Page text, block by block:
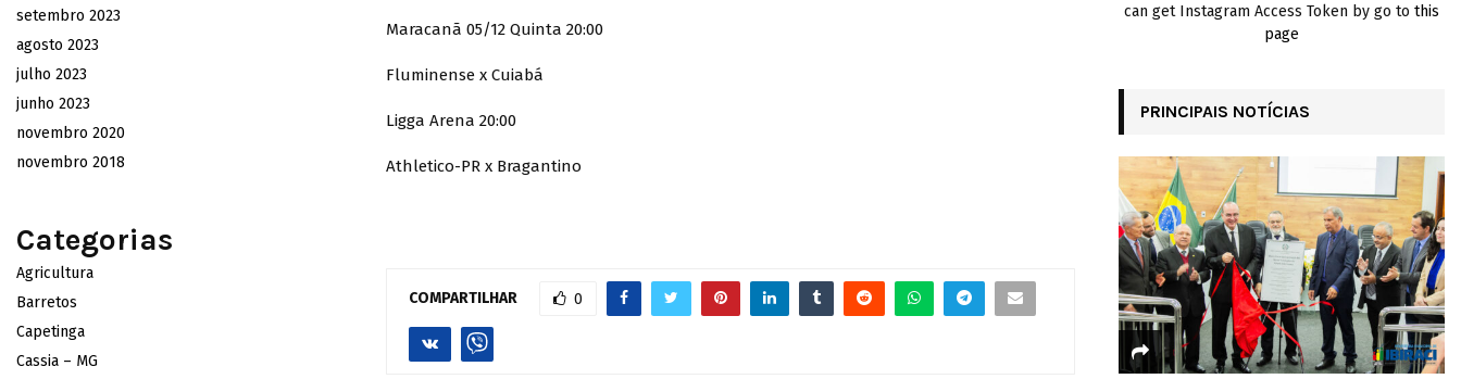
Maracanã 05/12 Quinta 20:00
Fluminense x Cuiabá
Ligga Arena 20:00
Athletico-PR x Bragantino
COMPARTILHAR 0
setembro 2023
agosto 2023
julho 2023
junho 2023
novembro 2020
novembro 2018
Categorias
Agricultura
Barretos
Capetinga
Cassia – MG
can get Instagram Access Token by go to this
page
PRINCIPAIS NOTÍCIAS